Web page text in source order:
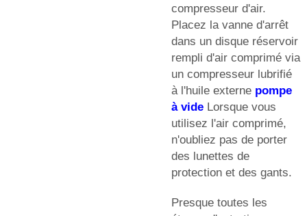
compresseur d'air.
Placez la vanne d'arrêt
dans un disque réservoir
rempli d'air comprimé via
un compresseur lubrifié
à l'huile externe pompe
à vide Lorsque vous
utilisez l'air comprimé,
n'oubliez pas de porter
des lunettes de
protection et des gants.
Presque toutes les